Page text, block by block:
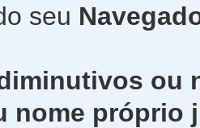
seu
ou
nome próprio